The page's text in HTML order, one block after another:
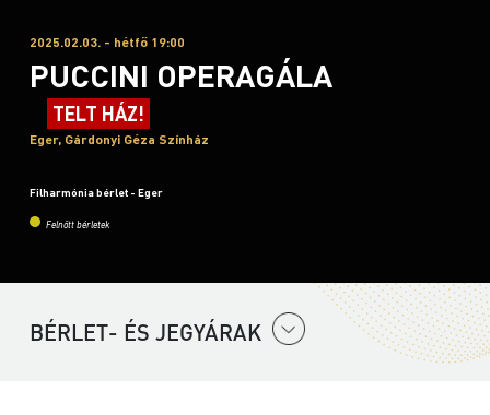
2025.02.03. - hétfő 19:00
PUCCINI OPERAGÁLA
TELT HÁZ!
Eger, Gárdonyi Géza Színház
Filharmónia bérlet - Eger
Felnőtt bérletek
BÉRLET- ÉS JEGYÁRAK